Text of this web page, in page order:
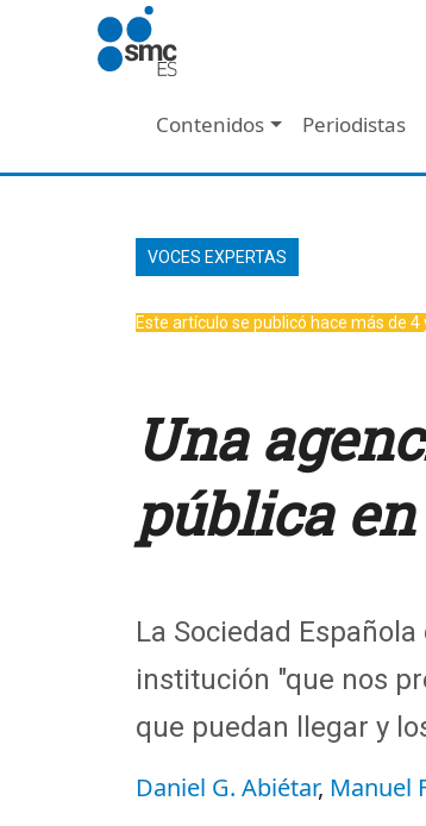
Pasar al contenido principal
Navegación
Contenidos Periodistas
VOCES EXPERTAS
Este artículo se publicó hace más de 4
Una
pública
La Sociedad
institución "que nos
que puedan llegar y
Daniel G. Abiétar, Manuel